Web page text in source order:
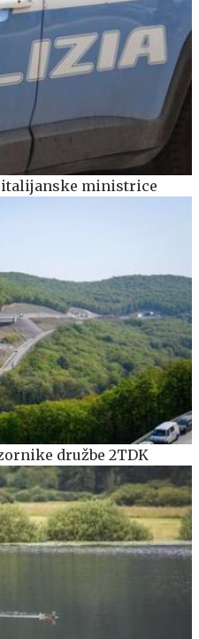
italijanske ministrice
družbe 2TDK